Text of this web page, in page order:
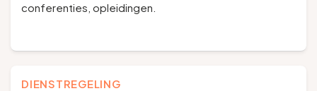
conferenties, opleidingen.
DIENSTREGELING